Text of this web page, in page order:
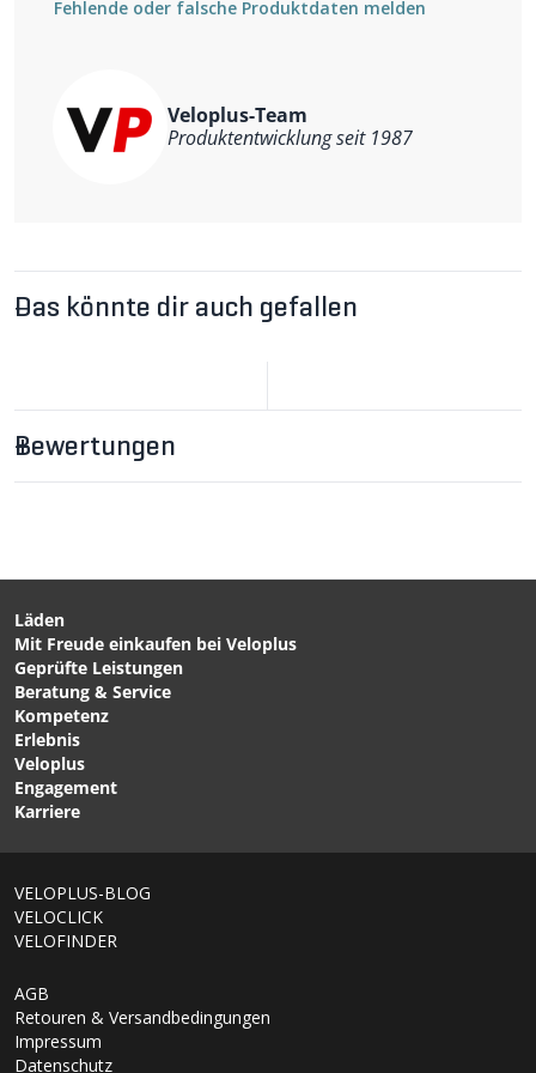
Fehlende oder falsche Produktdaten melden
Veloplus-Team
Produktentwicklung seit 1987
Das könnte dir auch gefallen
CHF 49.90
FUSSMATTE 2 für THULE
2-Sitzer Kinderanhänger /
ab 2017 von THULE
CHF 109.00
Bewertungen
Läden
Mit Freude einkaufen bei Veloplus
Geprüfte Leistungen
Beratung & Service
Kompetenz
Erlebnis
Veloplus
Engagement
Karriere
VELOPLUS-BLOG
VELOCLICK
VELOFINDER
AGB
Retouren & Versandbedingungen
Impressum
Datenschutz